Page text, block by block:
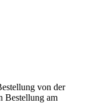
von der
Bestellung am